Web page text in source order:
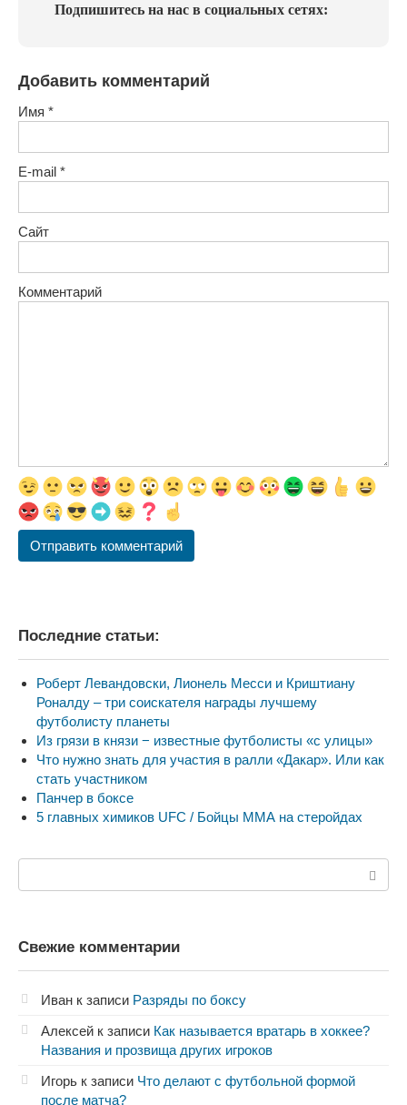
Подпишитесь на нас в социальных сетях:
Добавить комментарий
Имя *
E-mail *
Сайт
Комментарий
Последние статьи:
Роберт Левандовски, Лионель Месси и Криштиану
Роналду – три соискателя награды лучшему
футболисту планеты
Из грязи в князи − известные футболисты «с улицы»
Что нужно знать для участия в ралли «Дакар». Или как
стать участником
Панчер в боксе
5 главных химиков UFC / Бойцы ММА на стеройдах
Свежие комментарии
Иван к записи Разряды по боксу
Алексей к записи Как называется вратарь в хоккее?
Названия и прозвища других игроков
Игорь к записи Что делают с футбольной формой
после матча?